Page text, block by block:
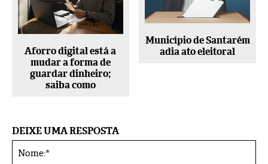
Aforro digital está a
mudar a forma de
guardar dinheiro;
saiba como
Município de Santarém
adia ato eleitoral
DEIXE UMA RESPOSTA